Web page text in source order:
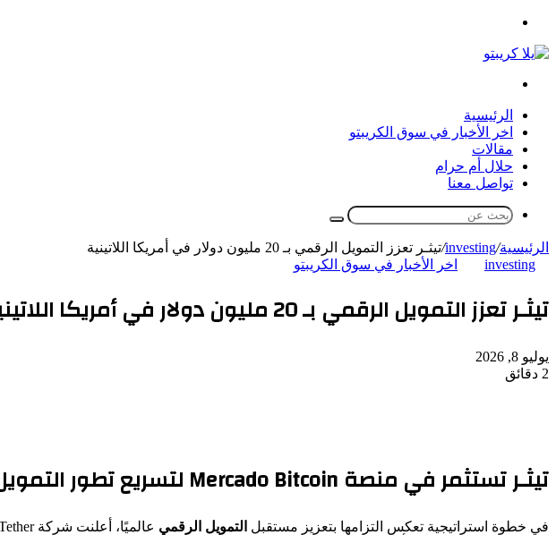
الرئيسية
اخر الأخبار في سوق الكريبتو
مقالات
حلال أم حرام
تواصل معنا
بحث
عن
الرئيسية/
investing
/تيثـر تعزز التمويل الرقمي بـ 20 مليون دولار في أمريكا اللاتينية
investing
اخر الأخبار في سوق الكريبتو
تيثـر تعزز التمويل الرقمي بـ 20 مليون دولار في أمريكا اللاتينية
يوليو 8, 2026
2 دقائق
تيثـر تستثمر في منصة Mercado Bitcoin لتسريع تطور التمويل الرقمي
في خطوة استراتيجية تعكس التزامها بتعزيز مستقبل التمويل الرقمي